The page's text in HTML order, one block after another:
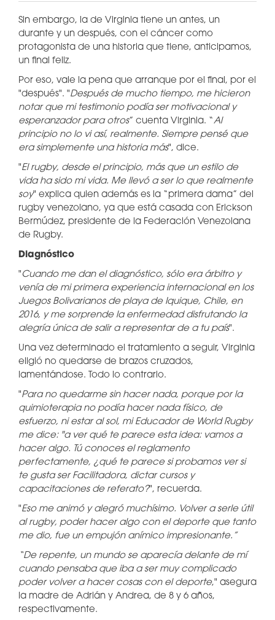
Sin embargo, la de Virginia tiene un antes, un
durante y un después, con el cáncer como
protagonista de una historia que tiene, anticipamos,
un final feliz.
Por eso, vale la pena que arranque por el final, por el
"después". "Después de mucho tiempo, me hicieron
notar que mi testimonio podía ser motivacional y
esperanzador para otros” cuenta Virginia. “Al
principio no lo vi así, realmente. Siempre pensé que
era simplemente una historia más", dice.
"El rugby, desde el principio, más que un estilo de
vida ha sido mi vida. Me llevó a ser lo que realmente
soy" explica quien además es la “primera dama” del
rugby venezolano, ya que está casada con Erickson
Bermúdez, presidente de la Federación Venezolana
de Rugby.
Diagnóstico
" Cuando me dan el diagnóstico, sólo era árbitro y
venía de mi primera experiencia internacional en los
Juegos Bolivarianos de playa de Iquique, Chile, en
2016, y me sorprende la enfermedad disfrutando la
alegría única de salir a representar de a tu país".
Una vez determinado el tratamiento a seguir, Virginia
eligió no quedarse de brazos cruzados,
lamentándose. Todo lo contrario.
"Para no quedarme sin hacer nada, porque por la
quimioterapia no podía hacer nada físico, de
esfuerzo, ni estar al sol, mi Educador de World Rugby
me dice: "a ver qué te parece esta idea: vamos a
hacer algo. Tú conoces el reglamento
perfectamente, ¿qué te parece si probamos ver si
te gusta ser Facilitadora, dictar cursos y
capacitaciones de referato?", recuerda.
"Eso me animó y alegró muchísimo. Volver a serle útil
al rugby, poder hacer algo con el deporte que tanto
me dio, fue un empujón anímico impresionante.”
“De repente, un mundo se aparecía delante de mí
cuando pensaba que iba a ser muy complicado
poder volver a hacer cosas con el deporte," asegura
la madre de Adrián y Andrea, de 8 y 6 años,
respectivamente.